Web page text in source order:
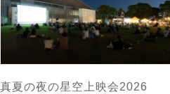
真夏の夜の星空上映会2026